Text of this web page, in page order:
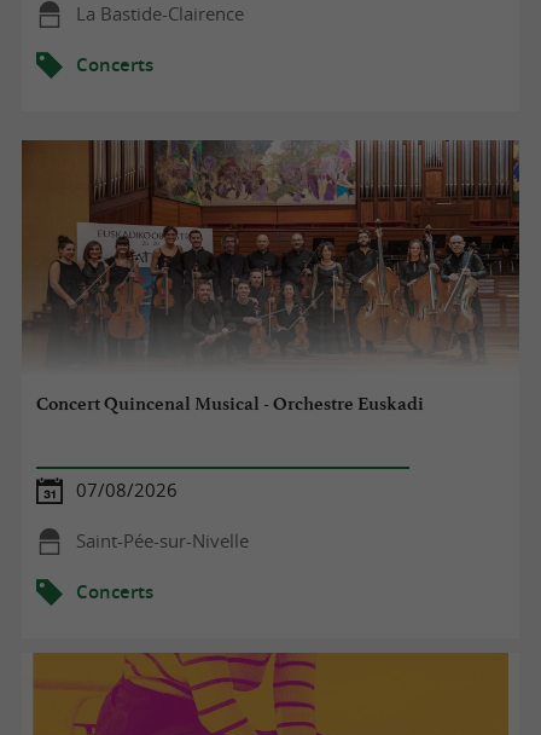
La Bastide-Clairence
Concerts
Concert Quincenal Musical - Orchestre Euskadi
07/08/2026
Saint-Pée-sur-Nivelle
Concerts